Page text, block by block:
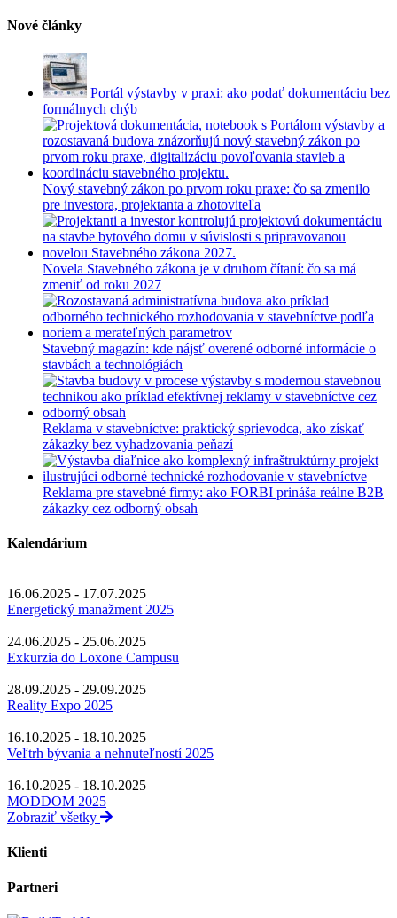
Nové články
Portál výstavby v praxi: ako podať dokumentáciu bez
formálnych chýb
Nový stavebný zákon po prvom roku praxe: čo sa zmenilo
pre investora, projektanta a zhotoviteľa
Novela Stavebného zákona je v druhom čítaní: čo sa má
zmeniť od roku 2027
Stavebný magazín: kde nájsť overené odborné informácie o
stavbách a technológiách
Reklama v stavebníctve: praktický sprievodca, ako získať
zákazky bez vyhadzovania peňazí
Reklama pre stavebné firmy: ako FORBI prináša reálne B2B
zákazky cez odborný obsah
Kalendárium
16.06.2025 - 17.07.2025
Energetický manažment 2025
24.06.2025 - 25.06.2025
Exkurzia do Loxone Campusu
28.09.2025 - 29.09.2025
Reality Expo 2025
16.10.2025 - 18.10.2025
Veľtrh bývania a nehnuteľností 2025
16.10.2025 - 18.10.2025
MODDOM 2025
Zobraziť všetky
Klienti
Partneri